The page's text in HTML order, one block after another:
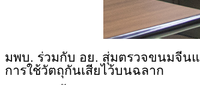
มพบ. ร่วมกับ อย. สุ่มตรวจขนมจีน
การใช้วัตถุกันเสียไว้บนฉลาก